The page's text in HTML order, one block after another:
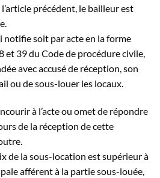
précédent, le bailleur est
notifie soit par acte en la forme
et 39 du Code de procédure civile,
avec accusé de réception, son
ou de sous-louer les locaux.
à l’acte ou omet de répondre
de la réception de cette
de la sous-location est supérieur à
afférent à la partie sous-louée,